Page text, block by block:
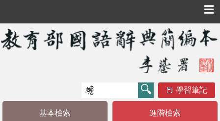
☰
學習筆記
基本檢索 進階檢索